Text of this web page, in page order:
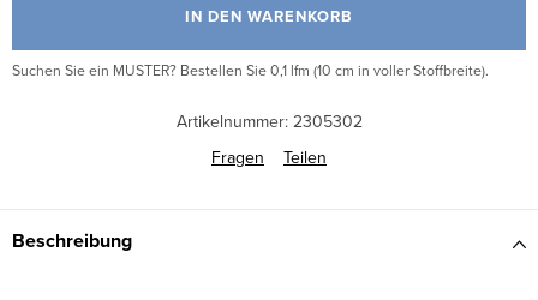
IN DEN WARENKORB
Suchen Sie ein MUSTER? Bestellen Sie 0,1 lfm (10 cm in voller Stoffbreite).
Artikelnummer: 2305302
Fragen
Teilen
Beschreibung